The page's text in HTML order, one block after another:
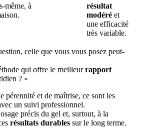
même, à
résultat
modéré et
une efficacité
très variable.
celle que vous vous posez peut-
qui offre le meilleurrapport
? »
pérennité et de maîtrise, ce sont les
un suivi professionnel.
précis du gel et, surtout, à la
résultats durables sur le long terme.